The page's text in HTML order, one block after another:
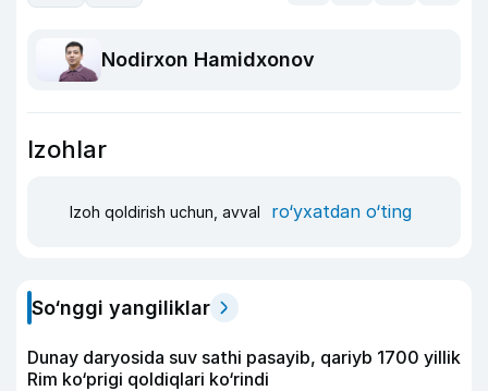
Nodirxon Hamidxonov
Izohlar
Izoh qoldirish uchun, avval ro‘yxatdan o‘ting
So‘nggi yangiliklar
Dunay daryosida suv sathi pasayib, qariyb 1700 yillik
Rim ko‘prigi qoldiqlari ko‘rindi